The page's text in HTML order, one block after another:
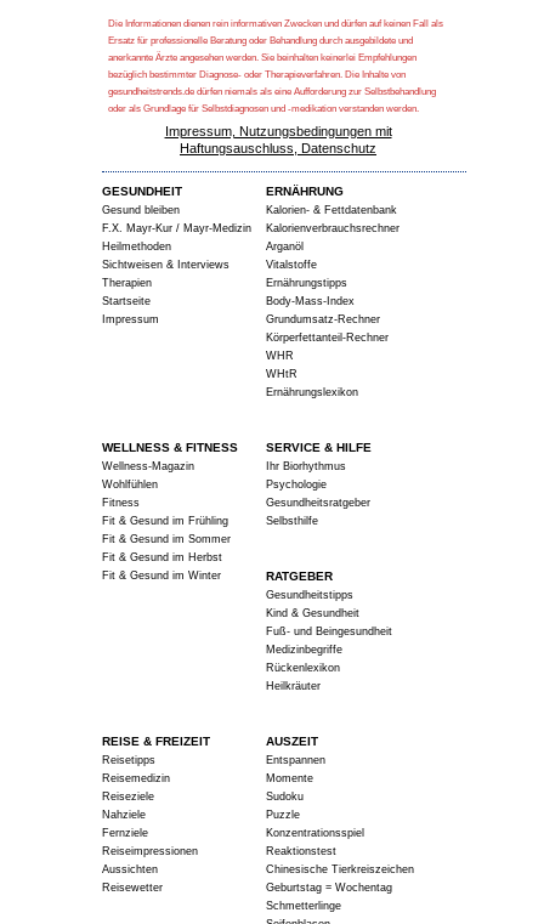
Die Informationen dienen rein informativen Zwecken und dürfen auf keinen Fall als
Ersatz für professionelle Beratung oder Behandlung durch ausgebildete und
anerkannte Ärzte angesehen werden. Sie beinhalten keinerlei Empfehlungen
bezüglich bestimmter Diagnose- oder Therapieverfahren. Die Inhalte von
gesundheitstrends.de dürfen niemals als eine Aufforderung zur Selbstbehandlung
oder als Grundlage für Selbstdiagnosen und -medikation verstanden werden.
Impressum, Nutzungsbedingungen mit
Haftungsauschluss, Datenschutz
GESUNDHEIT
Gesund bleiben
F.X. Mayr-Kur / Mayr-Medizin
Heilmethoden
Sichtweisen & Interviews
Therapien
Startseite
Impressum
ERNÄHRUNG
Kalorien- & Fettdatenbank
Kalorienverbrauchsrechner
Arganöl
Vitalstoffe
Ernährungstipps
Body-Mass-Index
Grundumsatz-Rechner
Körperfettanteil-Rechner
WHR
WHtR
Ernährungslexikon
WELLNESS & FITNESS
Wellness-Magazin
Wohlfühlen
Fitness
Fit & Gesund im Frühling
Fit & Gesund im Sommer
Fit & Gesund im Herbst
Fit & Gesund im Winter
SERVICE & HILFE
Ihr Biorhythmus
Psychologie
Gesundheitsratgeber
Selbsthilfe
RATGEBER
Gesundheitstipps
Kind & Gesundheit
Fuß- und Beingesundheit
Medizinbegriffe
Rückenlexikon
Heilkräuter
REISE & FREIZEIT
Reisetipps
Reisemedizin
Reiseziele
Nahziele
Fernziele
Reiseimpressionen
Aussichten
Reisewetter
AUSZEIT
Entspannen
Momente
Sudoku
Puzzle
Konzentrationsspiel
Reaktionstest
Chinesische Tierkreiszeichen
Geburtstag = Wochentag
Schmetterlinge